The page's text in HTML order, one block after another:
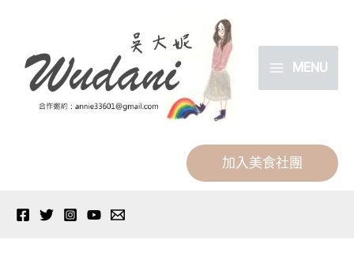
MENU
加入美食社團